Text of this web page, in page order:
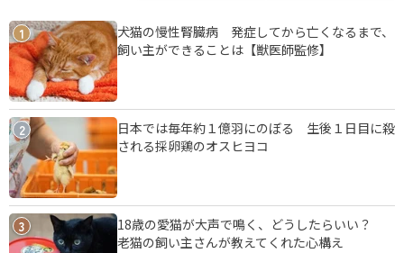
1
犬猫の慢性腎臓病 発症してから亡くなるまで、
飼い主ができることは【獣医師監修】
2
日本では毎年約１億羽にのぼる 生後１日目に殺
される採卵鶏のオスヒヨコ
3
18歳の愛猫が大声で鳴く、どうしたらいい？
老猫の飼い主さんが教えてくれた心構え